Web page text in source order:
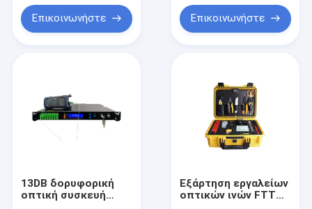
Επικοινωνήστε Επικοινωνήστε
13DB δορυφορική
οπτική συσκευή
Εξάρτηση εργαλείων
οπτικών ινών FTTH